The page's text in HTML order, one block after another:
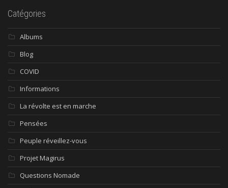
Catégories
Albums
Blog
COVID
Informations
La révolte est en marche
Pensées
Peuple réveillez-vous
Projet Magirus
Questions Nomade